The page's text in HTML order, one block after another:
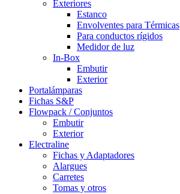
Exteriores
Estanco
Envolventes para Térmicas
Para conductos rígidos
Medidor de luz
In-Box
Embutir
Exterior
Portalámparas
Fichas S&P
Flowpack / Conjuntos
Embutir
Exterior
Electraline
Fichas y Adaptadores
Alargues
Carretes
Tomas y otros